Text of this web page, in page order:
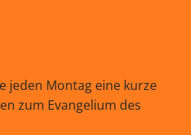
jeden Montag eine kurze
zum Evangelium des